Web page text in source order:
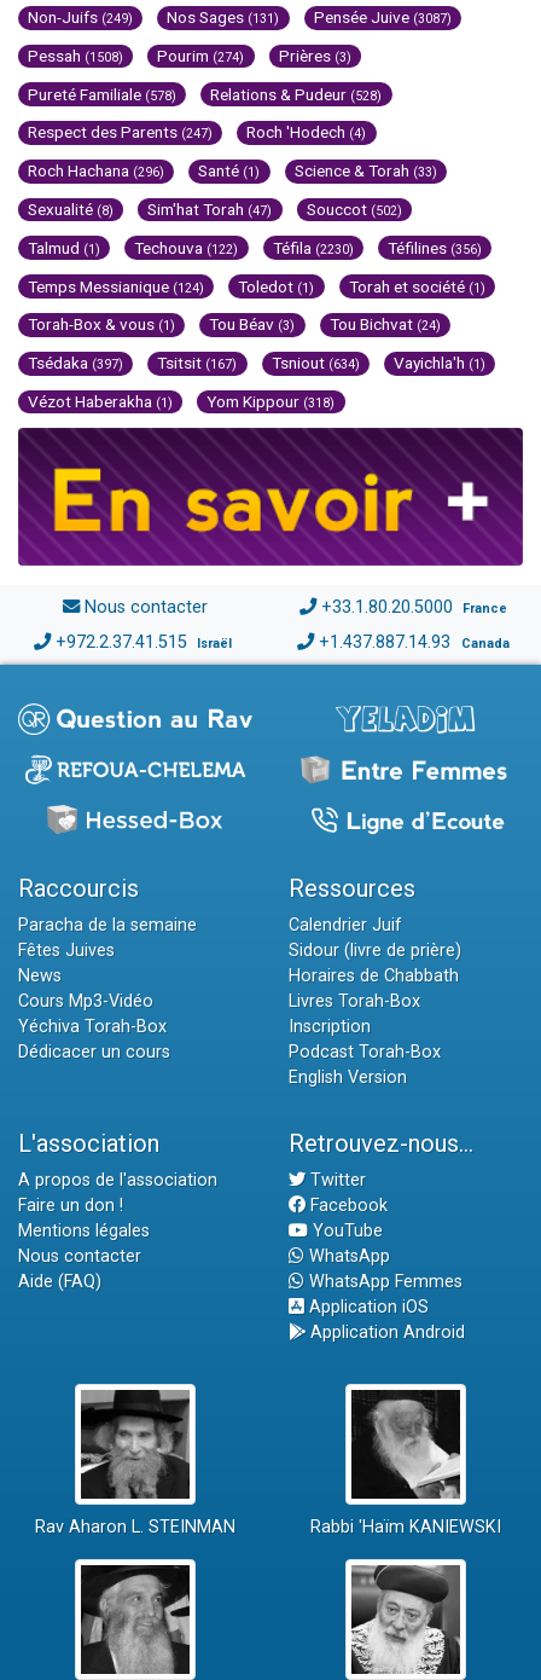
Non-Juifs (249) Nos Sages (131) Pensée Juive (3087)
Pessah (1508) Pourim (274) Prières (3)
Pureté Familiale (578) Relations & Pudeur (528)
Respect des Parents (247) Roch 'Hodech (4)
Roch Hachana (296) Santé (1) Science & Torah (33)
Sexualité (8) Sim'hat Torah (47) Souccot (502)
Talmud (1) Techouva (122) Téfila (2230) Téfilines (356)
Temps Messianique (124) Toledot (1) Torah et société (1)
Torah-Box & vous (1) Tou Béav (3) Tou Bichvat (24)
Tsédaka (397) Tsitsit (167) Tsniout (634) Vayichla'h (1)
Vézot Haberakha (1) Yom Kippour (318)
Nous contacter +33.1.80.20.5000 France
+972.2.37.41.515 Israël +1.437.887.14.93 Canada
Raccourcis
Paracha de la semaine
Fêtes Juives
News
Cours Mp3-Vidéo
Yéchiva Torah-Box
Dédicacer un cours
Ressources
Calendrier Juif
Sidour (livre de prière)
Horaires de Chabbath
Livres Torah-Box
Inscription
Podcast Torah-Box
English Version
L'association
A propos de l'association
Faire un don !
Mentions légales
Nous contacter
Aide (FAQ)
Retrouvez-nous...
Twitter
Facebook
YouTube
WhatsApp
WhatsApp Femmes
Application iOS
Application Android
Rav Aharon L. STEINMAN Rabbi 'Haïm KANIEWSKI